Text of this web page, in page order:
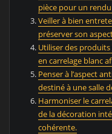
pièce pour un
Veiller à bien
préserver son
Utiliser des
en carrelage blanc
Penser à l’aspect
destiné à une salle
Harmoniser le
de la décoration
cohérente.